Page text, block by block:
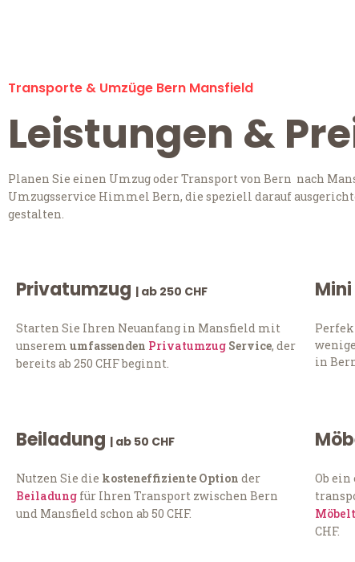
Transporte & Umzüge Bern Mansfield
Leistungen &
Planen Sie einen Umzug oder Transport von Bern nach
Umzugsservice Himmel Bern, die speziell darauf
gestalten.
Privatumzug | ab 250 CHF
Starten Sie Ihren Neuanfang in Mansfield mit
unserem umfassenden Privatumzug Service, der
bereits ab 250 CHF beginnt.
in
Beiladung | ab 50 CHF
Nutzen Sie die kosteneffiziente Option der
Beiladung für Ihren Transport zwischen Bern
und Mansfield schon ab 50 CHF.
Ob
CHF.